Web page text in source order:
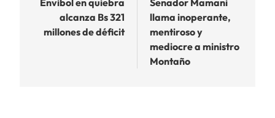
de
entradas
Envibol en quiebra
alcanza Bs 321
millones de déficit
Senador Mamani
llama inoperante,
mentiroso y
mediocre a ministro
Montaño